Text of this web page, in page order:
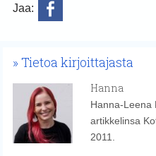
Jaa:
Tietoa kirjoittajasta
Hanna
Hanna-Leena
artikkelinsa
2011.